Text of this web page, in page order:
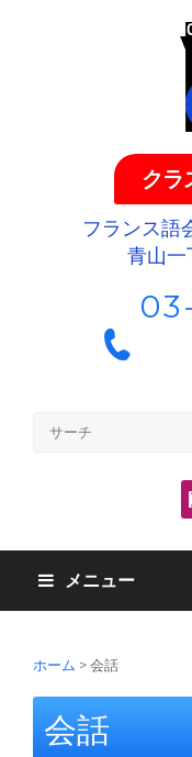
クラ
フランス語
青山一
メニュー
ホーム >会話
会話